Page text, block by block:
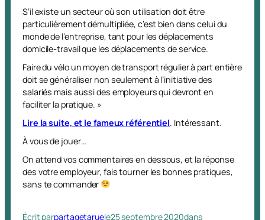
S’il existe un secteur où son utilisation doit être
particulièrement démultipliée, c’est bien dans celui du
monde de l’entreprise, tant pour les déplacements
domicile-travail que les déplacements de service.
Faire du vélo un moyen de transport régulier à part entière
doit se généraliser non seulement à l’initiative des
salariés mais aussi des employeurs qui devront en
faciliter la pratique. »
Lire la suite, et le fameux référentiel. Intéressant.
À vous de jouer…
On attend vos commentaires en dessous, et la réponse
des votre employeur, fais tourner les bonnes pratiques,
sans te commander
Écrit parpartagetaruele25 septembre 2020dans